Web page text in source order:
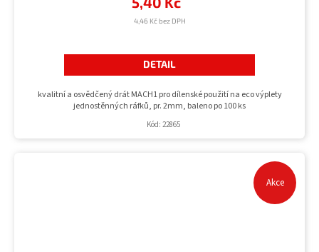
4,46 Kč bez DPH
DETAIL
kvalitní a osvědčený drát MACH1 pro dílenské použití na eco výplety
jednostěnných ráfků, pr. 2mm, baleno po 100 ks
Kód: 22865
Akce